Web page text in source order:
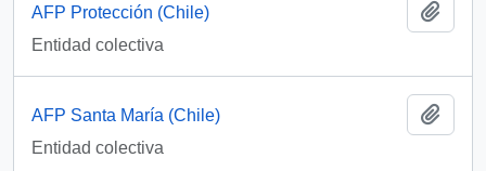
AFP Protección (Chile)
Entidad colectiva
AFP Santa María (Chile)
Entidad colectiva